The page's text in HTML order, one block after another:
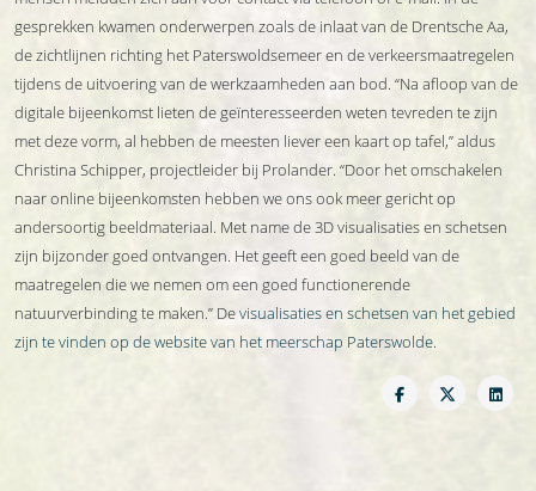
gesprekken kwamen onderwerpen zoals de inlaat van de Drentsche Aa,
de zichtlijnen richting het Paterswoldsemeer en de verkeersmaatregelen
tijdens de uitvoering van de werkzaamheden aan bod. “Na afloop van de
digitale bijeenkomst lieten de geïnteresseerden weten tevreden te zijn
met deze vorm, al hebben de meesten liever een kaart op tafel,” aldus
Christina Schipper, projectleider bij Prolander. “Door het omschakelen
naar online bijeenkomsten hebben we ons ook meer gericht op
andersoortig beeldmateriaal. Met name de 3D visualisaties en schetsen
zijn bijzonder goed ontvangen. Het geeft een goed beeld van de
maatregelen die we nemen om een goed functionerende
natuurverbinding te maken.” Devisualisaties en schetsen van het gebied
zijn te vinden op de website van het meerschap Paterswolde.